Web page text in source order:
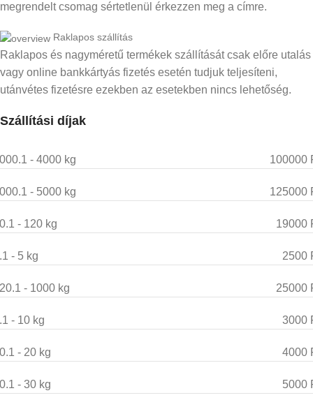
megrendelt csomag sértetlenül érkezzen meg a címre.
Raklapos szállítás
Raklapos és nagyméretű termékek szállítását csak előre utalás
vagy online bankkártyás fizetés esetén tudjuk teljesíteni,
utánvétes fizetésre ezekben az esetekben nincs lehetőség.
Szállítási díjak
- 4000 kg 100000
- 5000 kg 125000
- 120 kg 19000
- 5 kg 2500
- 1000 kg 25000
- 10 kg 3000
- 20 kg 4000
- 30 kg 5000